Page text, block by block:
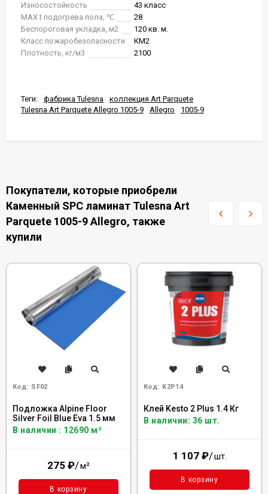
Износостойкость
43 класс
MAX t подогрева пола, ℃
28
Беспороговая укладка, м2
120 кв. м.
Класс пожаробезопасности
КМ2
Плотность, кг/м3
2100
Теги: фабрика Tulesna
коллекция Art Parquete
Tulesna Art Parquete Allegro 1005-9
Allegro 1005-9
Покупатели, которые приобрели
Каменный SPC ламинат Tulesna Art
Parquete 1005-9 Allegro, также
купили
Код: SF02
Подложка Alpine Floor
Silver Foil Blue Eva 1.5 мм
В наличии : 12690 м²
275 ₽/м²
В корзину
Код: K2P14
Клей Kesto 2 Plus 1.4 Кг
В наличии: 36 шт.
1 107 ₽/шт.
В корзину